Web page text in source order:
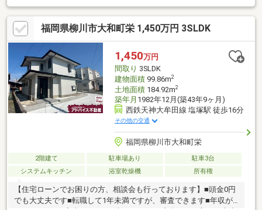
夫■自営業でも家は買えます■シングルマザーでも家は買えます■
他の不動産屋で審査を断れても1度相談してください初めてのマイ
ホーム探しでお得情報お教え致します・不動産購入時にかかる税
金・住宅ローンの控除と手続き・諸経費のご説明※住宅ローンア
ドバイザーが丁寧に貴方様のマイホーム実現を幅広くサポート致
します！まだ借入が残っている方・すでに持家をお持ちの方、ど
んな事でもご相談下さい！
福岡県柳川市大和町栄 1,450万円 3SLDK
1,450万円
間取り 3SLDK
建物面積99.86m2
土地面積184.92m2
築年月 1982年12月(築43年9ヶ月)
西鉄天神大牟田線 塩塚駅 徒歩16分
その他の交通
福岡県柳川市大和町栄
2階建て 駐車場あり
駐車3台
システムキッチン
浴室乾燥機 所有権
【住宅ローンでお困りの方、相談会も行っております】■頭金0円
でも大丈夫です■転職して1年未満ですが、審査できます■年収が